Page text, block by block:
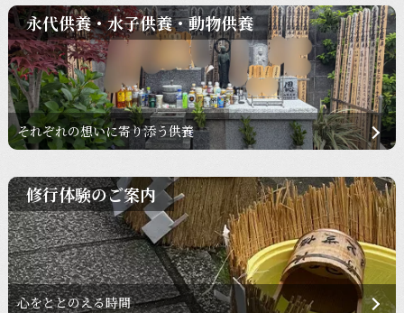
永代供養・水子供養・動物供養
それぞれの想いに寄り添う供養
修行体験のご案内
心をととのえる時間